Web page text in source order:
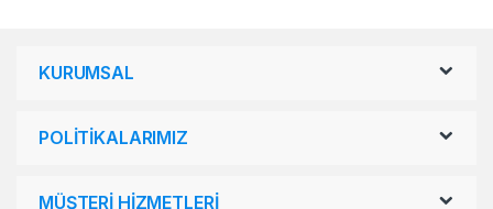
KURUMSAL
POLİTİKALARIMIZ
MÜŞTERİ HİZMETLERİ